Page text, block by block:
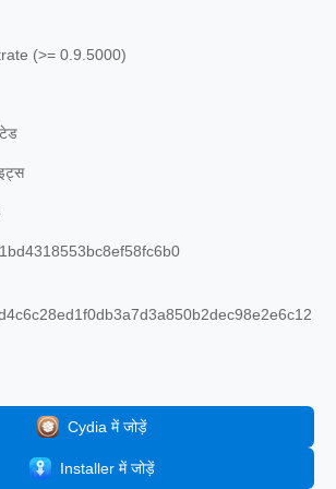
(>= 0.9.5000)
Cydia में जोड़ें
Installer में जोड़ें